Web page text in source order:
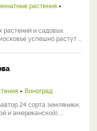
растения
растений и садовых
успешно растут ...
Виноград
24 сорта земляники,
и американской), ...